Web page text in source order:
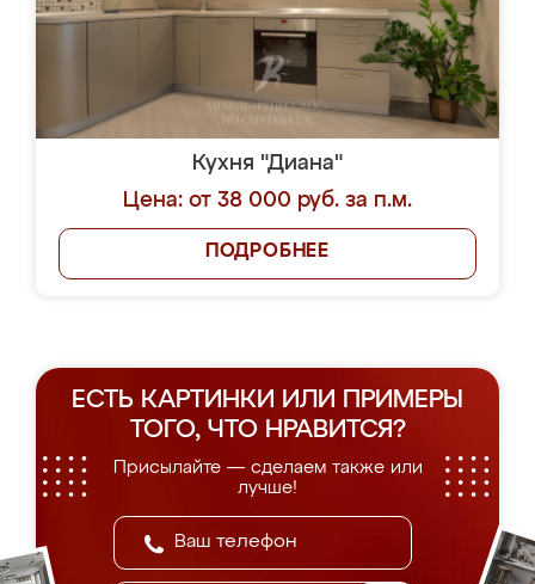
Кухня "Диана"
Цена: от 38 000 руб. за п.м.
ПОДРОБНЕЕ
ЕСТЬ КАРТИНКИ ИЛИ ПРИМЕРЫ
ТОГО, ЧТО НРАВИТСЯ?
Присылайте — сделаем также или
лучше!